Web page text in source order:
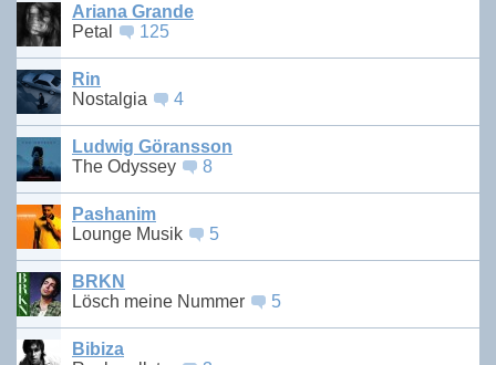
Ariana Grande
Petal
125
Rin
Nostalgia
4
Ludwig Göransson
The Odyssey
8
Pashanim
Lounge Musik
5
BRKN
Lösch meine Nummer
5
Bibiza